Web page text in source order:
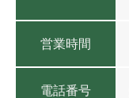
営業時間
電話番号